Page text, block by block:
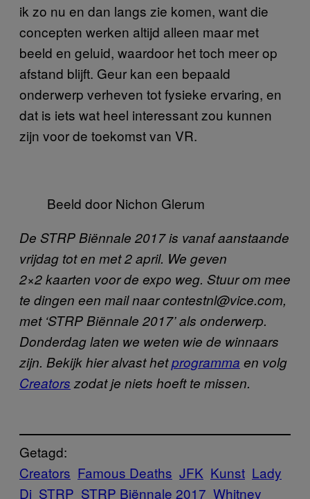
ik zo nu en dan langs zie komen, want die
concepten werken altijd alleen maar met
beeld en geluid, waardoor het toch meer op
afstand blijft. Geur kan een bepaald
onderwerp verheven tot fysieke ervaring, en
dat is iets wat heel interessant zou kunnen
zijn voor de toekomst van VR.
Beeld door Nichon Glerum
De STRP Biënnale 2017 is vanaf aanstaande
vrijdag tot en met 2 april. We geven
2×2 kaarten voor de expo weg. Stuur om mee
te dingen een mail naar contestnl@vice.com,
met ‘STRP Biënnale 2017’ als onderwerp.
Donderdag laten we weten wie de winnaars
zijn. Bekijk hier alvast hetprogramma en volg
Creators zodat je niets hoeft te missen.
Getagd:
Creators Famous Deaths JFK Kunst Lady
Di STRP STRP Biënnale 2017 Whitney